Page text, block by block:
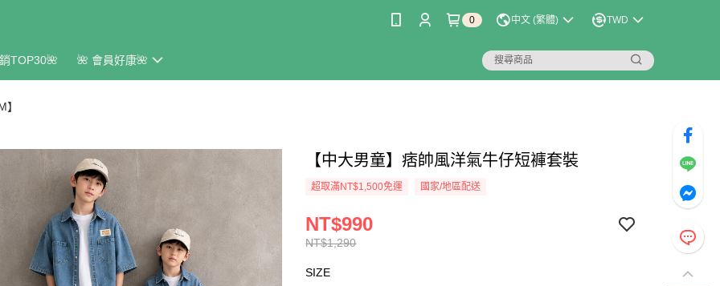
0 中文 (繁體) TWD
TOP30🌺 🌺 會員好康🌺
【中大男童】痞帥風洋氣牛仔短褲套裝
超取滿NT$1,500免運 國家/地區配送
NT$1,290
NT$990
SIZE